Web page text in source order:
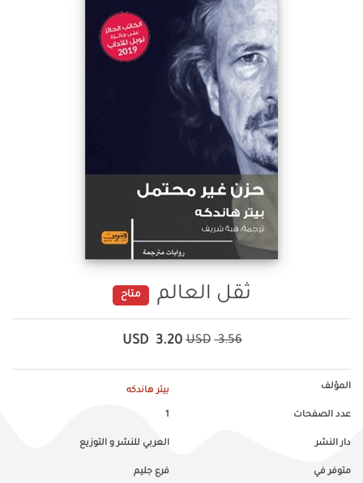
ثقل العالم متاح
3.56
USD
3.20
USD
المؤلف بيتر هاندكه
عدد الصفحات 1
دار النشر العربي للنشر و التوزيع
متوفر في فرع جليم